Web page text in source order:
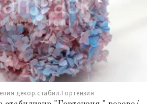
декор.стабил.Гортензия